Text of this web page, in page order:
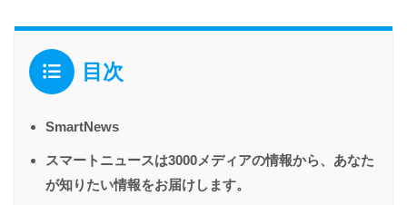
目次
SmartNews
スマートニュースは3000メディアの情報から、あなた
が知りたい情報をお届けします。